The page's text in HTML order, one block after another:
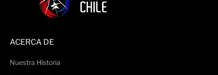
ACERCA DE
Nuestra Historia